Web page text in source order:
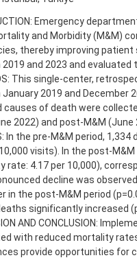
Emergency
and Morbidity (M&M)
thereby improving
2019 and 2023 and
This single-center,
January 2019 and December
causes of death were
2022) and post-M&M (June
In the pre-M&M period,
visits). In the post-
rate: 4.17 per 10,000),
decline was
in the post-M&M period
significantly increased
AND CONCLUSION:
with reduced mortality
provide opportunities for